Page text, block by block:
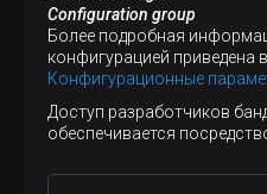
Configuration group
Более подробная
конфигурацией приведена
Конфигурационные
Доступ разработчиков
обеспечивается